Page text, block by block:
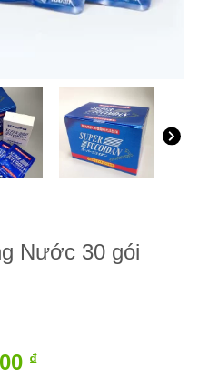
Nước 30 gói
₫Giá